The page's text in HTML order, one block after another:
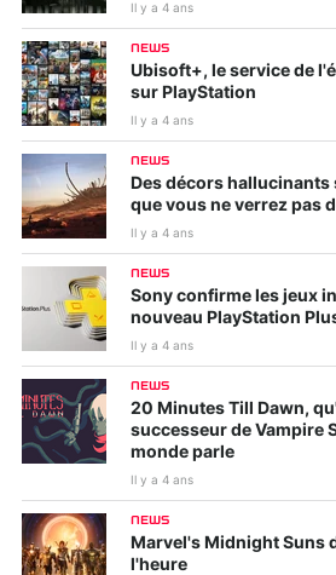
Il y a 4 ans
NEWS
Ubisoft+, le service de
sur PlayStation
Il y a 4 ans
NEWS
Des décors hallucinants
que vous ne verrez pas
Il y a 4 ans
NEWS
Sony confirme les jeux
nouveau PlayStation
Il y a 4 ans
NEWS
20 Minutes Till Dawn,
successeur de Vampire
monde parle
Il y a 4 ans
NEWS
Marvel's Midnight Suns
l'heure